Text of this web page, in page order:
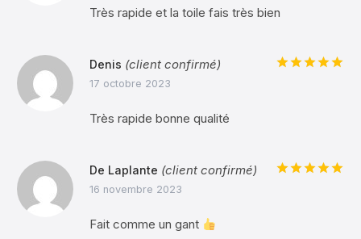
Très rapide et la toile fais très bien
Denis (client confirmé)
17 octobre 2023
Très rapide bonne qualité
De Laplante (client confirmé)
16 novembre 2023
Fait comme un gant